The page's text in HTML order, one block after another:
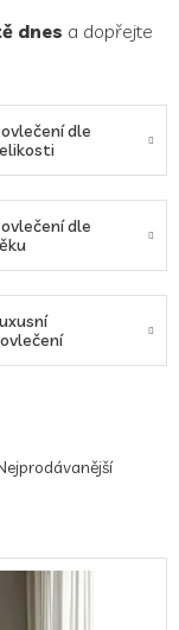
dnes a dopřejte
dle
dle